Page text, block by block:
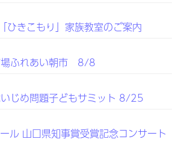
ひきこもり」家族教室のご案内
場ふれあい朝市 8/8
じめ問題子どもサミット 8/25
ル 山口県知事賞受賞記念コンサート